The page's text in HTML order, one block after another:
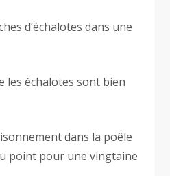
d’échalotes dans une
les échalotes sont bien
dans la poêle
point pour une vingtaine